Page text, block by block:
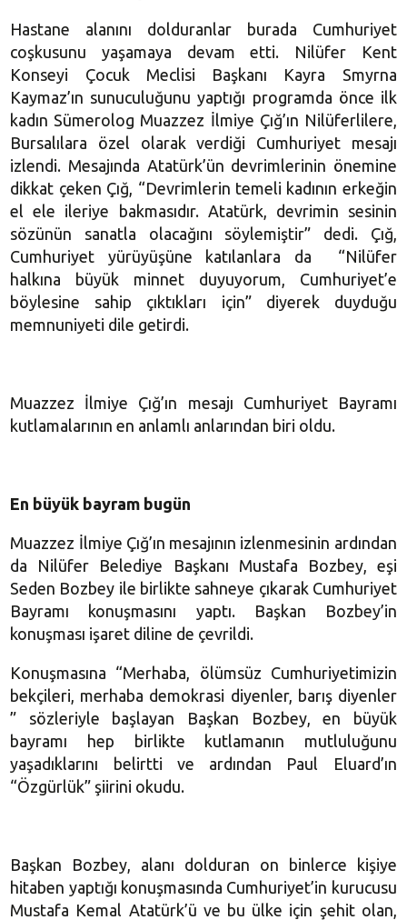
Hastane alanını dolduranlar burada Cumhuriyet
coşkusunu yaşamaya devam etti. Nilüfer Kent
Konseyi Çocuk Meclisi Başkanı Kayra Smyrna
Kaymaz’ın sunuculuğunu yaptığı programda önce ilk
kadın Sümerolog Muazzez İlmiye Çığ’ın Nilüferlilere,
Bursalılara özel olarak verdiği Cumhuriyet mesajı
izlendi. Mesajında Atatürk’ün devrimlerinin önemine
dikkat çeken Çığ, “Devrimlerin temeli kadının erkeğin
el ele ileriye bakmasıdır. Atatürk, devrimin sesinin
sözünün sanatla olacağını söylemiştir” dedi. Çığ,
Cumhuriyet yürüyüşüne katılanlara da “Nilüfer
halkına büyük minnet duyuyorum, Cumhuriyet’e
böylesine sahip çıktıkları için” diyerek duyduğu
memnuniyeti dile getirdi.
Muazzez İlmiye Çığ’ın mesajı Cumhuriyet Bayramı
kutlamalarının en anlamlı anlarından biri oldu.
En büyük bayram bugün
Muazzez İlmiye Çığ’ın mesajının izlenmesinin ardından
da Nilüfer Belediye Başkanı Mustafa Bozbey, eşi
Seden Bozbey ile birlikte sahneye çıkarak Cumhuriyet
Bayramı konuşmasını yaptı. Başkan Bozbey’in
konuşması işaret diline de çevrildi.
Konuşmasına “Merhaba, ölümsüz Cumhuriyetimizin
bekçileri, merhaba demokrasi diyenler, barış diyenler
” sözleriyle başlayan Başkan Bozbey, en büyük
bayramı hep birlikte kutlamanın mutluluğunu
yaşadıklarını belirtti ve ardından Paul Eluard’ın
“Özgürlük” şiirini okudu.
Başkan Bozbey, alanı dolduran on binlerce kişiye
hitaben yaptığı konuşmasında Cumhuriyet’in kurucusu
Mustafa Kemal Atatürk’ü ve bu ülke için şehit olan,